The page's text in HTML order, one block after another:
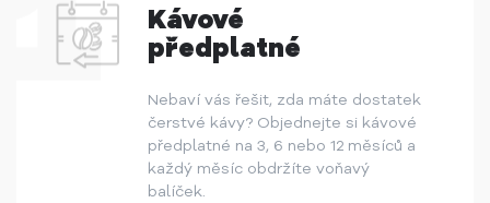
Kávové
předplatné
Nebaví vás řešit, zda máte dostatek
čerstvé kávy? Objednejte si kávové
předplatné na 3, 6 nebo 12 měsíců a
každý měsíc obdržíte voňavý
balíček.